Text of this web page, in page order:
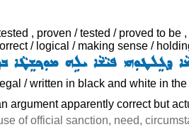
, proven / tested / proved to
/ logical / making sense /
ܕܓܸܠܛܘܼܗܝ ܦܝܵܫܵܐ ܝܠܹܗ ܡܘܼܟ݂ܫܸܛܵܐ
/ written in black and white in the
argument apparently correct but
of official sanction, need,